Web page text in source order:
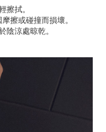
擦拭。
擦或碰撞而損壞。
陰涼處晾乾。